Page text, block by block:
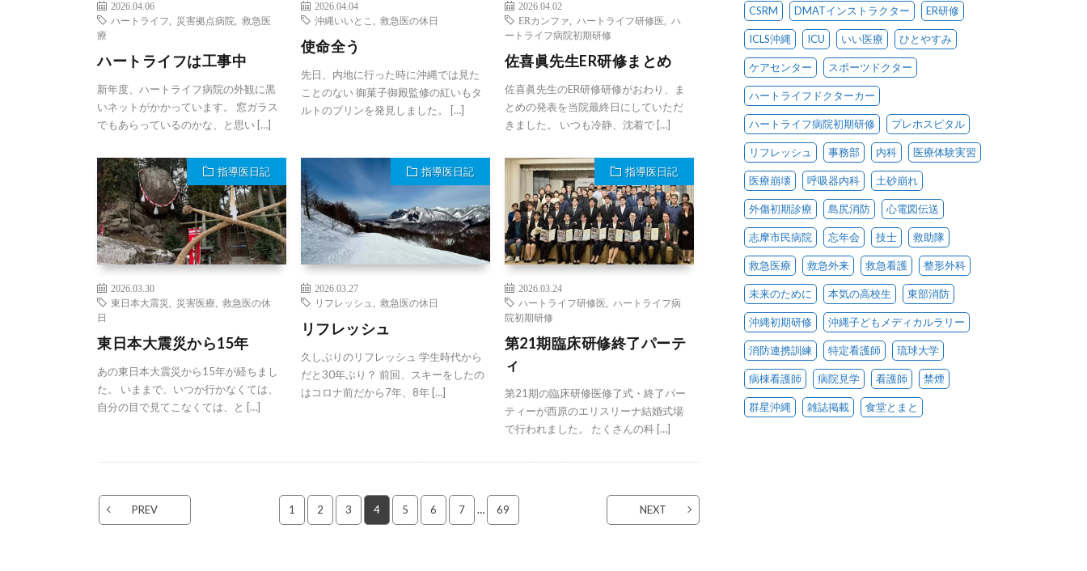
2026.04.06
ハートライフ
災害拠点病院
救急医
療
ハートライフは工事中
新年度、ハートライフ病院の外観に黒
いネットがかかっています。 窓ガラス
でもあらっているのかな、と思い […]
2026.04.04
沖縄いいとこ
救急医の休日
使命全う
先日、内地に行った時に沖縄では見た
ことのない 御菓子御殿監修の紅いもタ
ルトのプリンを発見しました。 […]
2026.04.02
ERカンファ
ハートライフ研修医
ハ
ートライフ病院初期研修
佐喜眞先生ER研修まとめ
佐喜眞先生のER研修研修がおわり、ま
とめの発表を当院最終日にしていただ
きました。 いつも冷静、沈着で […]
指導医日記
2026.03.30
東日本大震災
災害医療
救急医の休
日
東日本大震災から15年
あの東日本大震災から15年が経ちまし
た。 いままで、いつか行かなくては、
自分の目で見てこなくては、と […]
指導医日記
2026.03.27
リフレッシュ
救急医の休日
リフレッシュ
久しぶりのリフレッシュ 学生時代から
だと30年ぶり？ 前回、スキーをしたの
はコロナ前だから7年、8年 […]
指導医日記
2026.03.24
ハートライフ研修医
ハートライフ病
院初期研修
第21期臨床研修終了パーテ
ィ
第21期の臨床研修医修了式・終了パー
ティーが西原のエリスリーナ結婚式場
で行われました。 たくさんの科 […]
PREV 1 2 3 4 5 6 7 … 69 NEXT
CSRM DMATインストラクター ER研修
ICLS沖縄 ICU いい医療 ひとやすみ
ケアセンター スポーツドクター
ハートライフドクターカー
ハートライフ病院初期研修 プレホスピタル
リフレッシュ 事務部 内科 医療体験実習
医療崩壊 呼吸器内科 土砂崩れ
外傷初期診療 島尻消防 心電図伝送
志摩市民病院 忘年会 技士 救助隊
救急医療 救急外来 救急看護 整形外科
未来のために 本気の高校生 東部消防
沖縄初期研修 沖縄子どもメディカルラリー
消防連携訓練 特定看護師 琉球大学
病棟看護師 病院見学 看護師 禁煙
群星沖縄 雑誌掲載 食堂とまと